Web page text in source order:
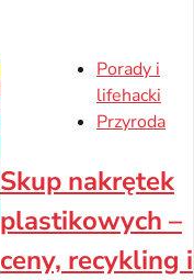
Porady i
lifehacki
Przyroda
Skup nakrętek
plastikowych –
ceny, recykling i